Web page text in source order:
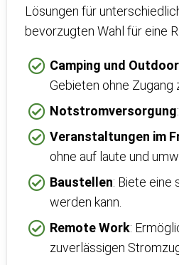
Lösungen für
bevorzugten Wahl für eine
Camping und
Gebieten ohne Zugang
Notstromversorgung
Veranstaltungen im
ohne auf laute und
Baustellen: Biete eine
werden kann.
Remote Work:
zuverlässigen